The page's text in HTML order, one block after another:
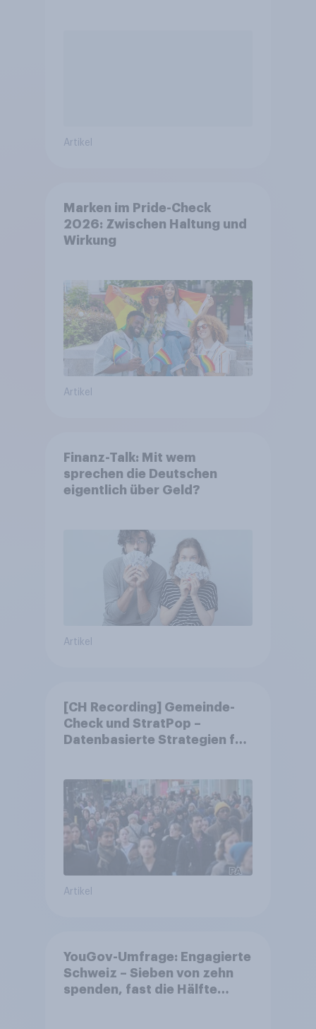
Artikel
Marken im Pride-Check
2026: Zwischen Haltung und
Wirkung
Artikel
Finanz-Talk: Mit wem
sprechen die Deutschen
eigentlich über Geld?
Artikel
[CH Recording] Gemeinde-
Check und StratPop –
Datenbasierte Strategien für
Artikel
YouGov-Umfrage: Engagierte
Schweiz – Sieben von zehn
spenden, fast die Hälfte